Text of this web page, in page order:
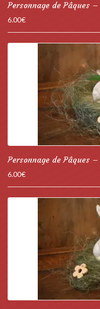
Personnage de Pâques
6.00€
Personnage de Pâques
6.00€